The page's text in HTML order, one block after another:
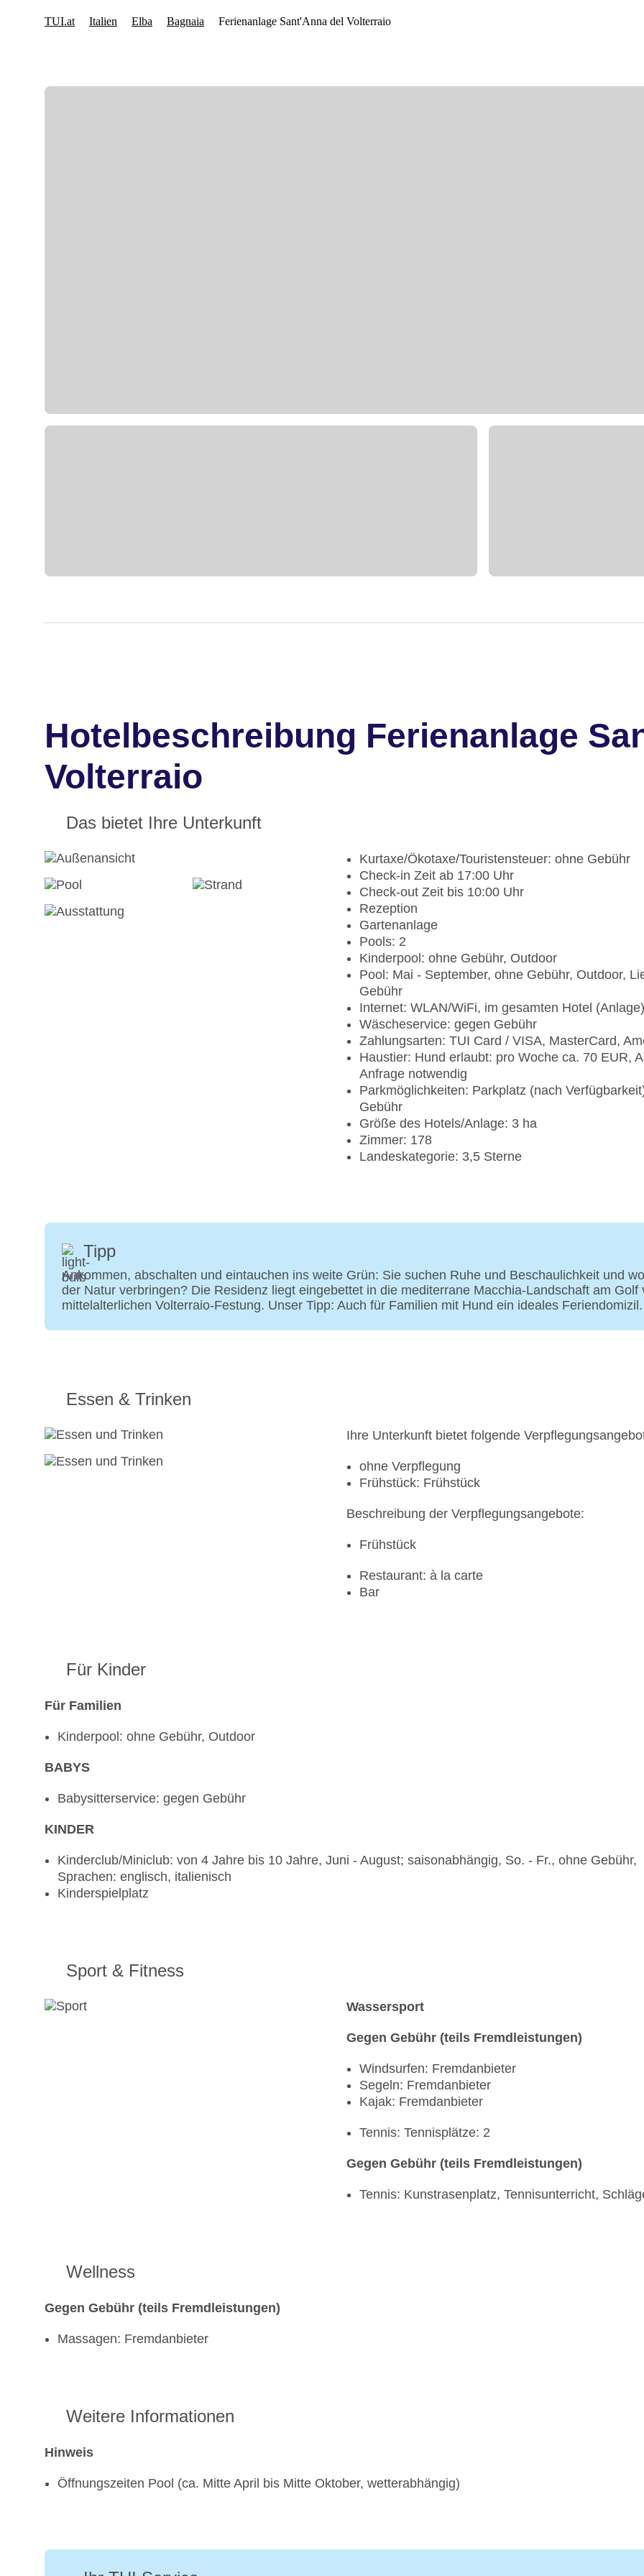
Hotelbeschreibung Ferienanlage
Volterraio
Das bietet Ihre Unterkunft
Kurtaxe/Ökotaxe/Touristensteuer: ohne Gebühr
Check-in Zeit ab 17:00 Uhr
Check-out Zeit bis 10:00 Uhr
Rezeption
Gartenanlage
Pools: 2
Kinderpool: ohne Gebühr, Outdoor
Pool: Mai - September, ohne Gebühr, Outdoor,
Gebühr
Internet: WLAN/WiFi, im gesamten Hotel
Wäscheservice: gegen Gebühr
Zahlungsarten: TUI Card / VISA, MasterCard,
Haustier: Hund erlaubt: pro Woche ca. 70 EUR,
Anfrage notwendig
Parkmöglichkeiten: Parkplatz (nach
Gebühr
Größe des Hotels/Anlage: 3 ha
Zimmer: 178
Landeskategorie: 3,5 Sterne
Tipp
Ankommen, abschalten und eintauchen ins weite Grün: Sie suchen Ruhe und Beschaulichkeit und
der Natur verbringen? Die Residenz liegt eingebettet in die mediterrane Macchia-Landschaft am
mittelalterlichen Volterraio-Festung. Unser Tipp: Auch für Familien mit Hund ein ideales Feriendomizil.
Essen & Trinken
Ihre Unterkunft bietet folgende
ohne Verpflegung
Frühstück: Frühstück
Beschreibung der Verpflegungsangebote:
Frühstück
Restaurant: à la carte
Bar
Für Kinder
Für Familien
Kinderpool: ohne Gebühr, Outdoor
BABYS
Babysitterservice: gegen Gebühr
KINDER
Kinderclub/Miniclub: von 4 Jahre bis 10 Jahre, Juni - August; saisonabhängig, So. - Fr., ohne Gebühr,
Sprachen: englisch, italienisch
Kinderspielplatz
Sport & Fitness
Wassersport
Gegen Gebühr (teils Fremdleistungen)
Windsurfen: Fremdanbieter
Segeln: Fremdanbieter
Kajak: Fremdanbieter
Tennis: Tennisplätze: 2
Gegen Gebühr (teils Fremdleistungen)
Tennis: Kunstrasenplatz, Tennisunterricht,
Wellness
Gegen Gebühr (teils Fremdleistungen)
Massagen: Fremdanbieter
Weitere Informationen
Hinweis
Öffnungszeiten Pool (ca. Mitte April bis Mitte Oktober, wetterabhängig)